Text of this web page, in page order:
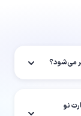
می‌شود؟
نو